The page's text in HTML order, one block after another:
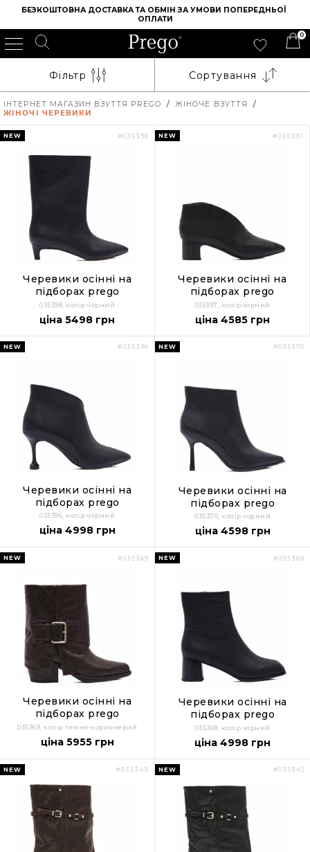
БЕЗКОШТОВНА ДОСТАВКА ТА ОБМІН ЗА УМОВИ ПОПЕРЕДНЬОЇ
ОПЛАТИ
0
Фільтр Сортування
ІНТЕРНЕТ МАГАЗИН ВЗУТТЯ PREGO / ЖІНОЧЕ ВЗУТТЯ
/
ЖІНОЧІ ЧЕРЕВИКИ
#035398
NEW
Черевики осінні на
підборах prego
035398, колір чорний
ціна 5498 грн
#035397
NEW
Черевики осінні на
підборах prego
035397, колір чорний
ціна 4585 грн
#035396
NEW
Черевики осінні на
підборах prego
035396, колір чорний
ціна 4998 грн
#035370
NEW
Черевики осінні на
підборах prego
035370, колір чорний
ціна 4598 грн
#035369
NEW
Черевики осінні на
підборах prego
035369, колір темно-коричневий
ціна 5955 грн
#035368
NEW
Черевики осінні на
підборах prego
035368, колір чорний
ціна 4998 грн
#035343
NEW #035342
NEW